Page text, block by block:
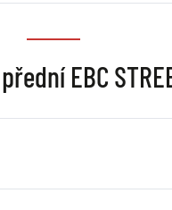
EBC